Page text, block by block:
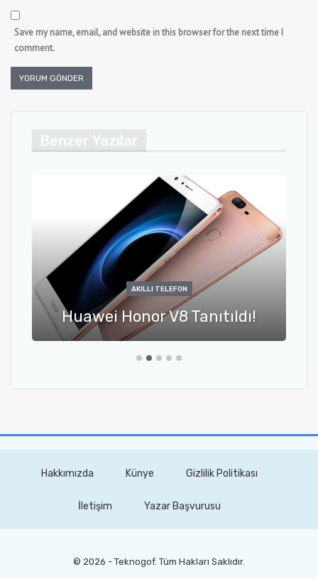
Save my name, email, and website in this browser for the next time I
comment.
Benzer Yazılar
AKILLI TELEFON
Huawei Honor V8 Tanıtıldı!
Hakkımızda Künye Gizlilik Politikası
İletişim Yazar Başvurusu
© 2026 - Teknogof. Tüm Hakları Saklıdır.